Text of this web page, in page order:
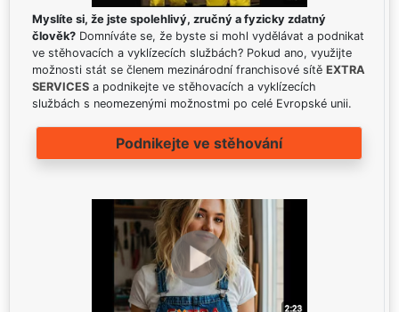
Myslíte si, že jste spolehlivý, zručný a fyzicky zdatný
člověk? Domníváte se, že byste si mohl vydělávat a podnikat
ve stěhovacích a vyklízecích službách? Pokud ano, využijte
možnosti stát se členem mezinárodní franchisové sítě EXTRA
SERVICES a podnikejte ve stěhovacích a vyklízecích
službách s neomezenými možnostmi po celé Evropské unii.
Podnikejte ve stěhování